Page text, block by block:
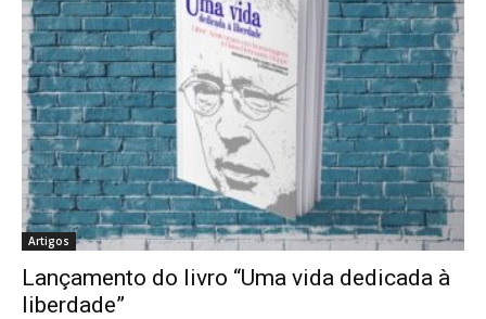
Artigos
Lançamento do livro “Uma vida dedicada à
liberdade”